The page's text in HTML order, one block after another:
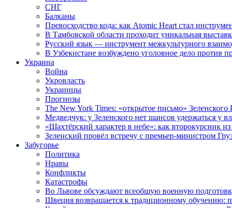
СНГ
Балканы
Превосходство кода: как Atomic Heart стал
В Тамбовской области проходит уникальная
Русский язык — инструмент межкультурного
В Узбекистане возбуждено уголовное дело против
Украина
Война
Укровласть
Украинцы
Прогнозы
The New York Times: «открытое письмо»
Медведчук: у Зеленского нет шансов удержаться у
«Шахтёрский характер в небе»: как второкурсник
Зеленский провёл встречу с премьер-министром
Забугорье
Политика
Нравы
Конфликты
Катастрофы
Во Львове обсуждают всеобщую военную
Швеция возвращается к традиционному обучению: